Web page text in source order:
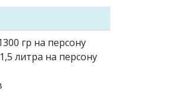
гр на персону
литра на персону